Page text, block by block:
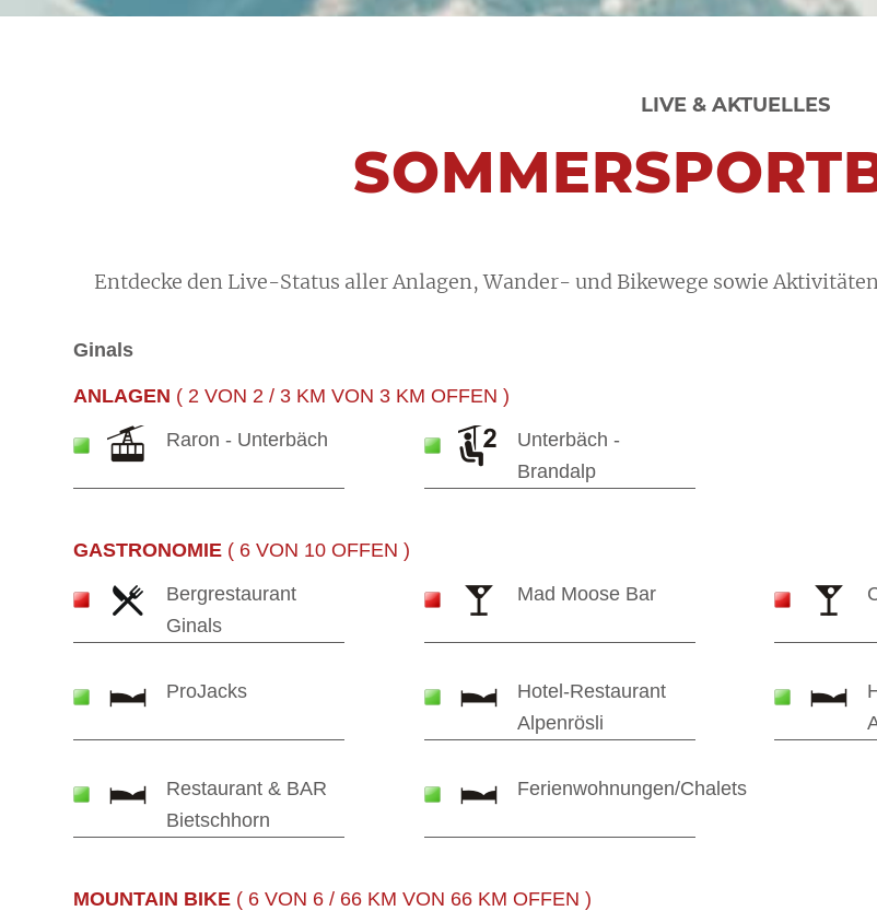
LIVE & AKTUELLES
Entdecke den Live-Status aller Anlagen, Wander- und Bikewege sowie
Ginals
ANLAGEN ( 2 VON 2 / 3 KM VON 3 KM OFFEN )
Raron - Unterbäch
Unterbäch -
Brandalp
GASTRONOMIE ( 6 VON 10 OFFEN )
Bergrestaurant
Ginals
Mad Moose Bar
ProJacks
Hotel-Restaurant
Alpenrösli
Restaurant & BAR
Bietschhorn
Ferienwohnungen/Chalets
MOUNTAIN BIKE ( 6 VON 6 / 66 KM VON 66 KM OFFEN )